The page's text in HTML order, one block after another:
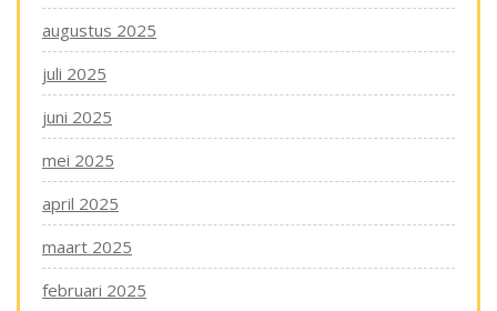
augustus 2025
juli 2025
juni 2025
mei 2025
april 2025
maart 2025
februari 2025